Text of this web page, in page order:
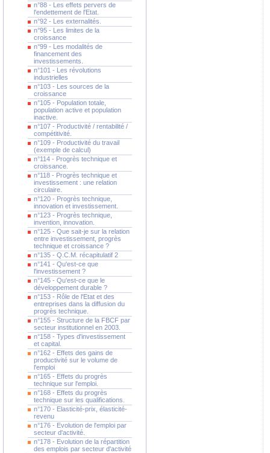
n°88 - Les effets pervers de
l'endettement de l'Etat.
n°92 - Les externalités.
n°95 - Les limites de la
croissance
n°99 - Les modalités de
financement des
investissements.
n°101 - Les révolutions
industrielles
n°103 - Les sources de la
croissance
n°105 - Population totale,
population active et population
inactive.
n°107 - Productivité / rentabilité /
compétitivité.
n°109 - Productivité du travail
(exemple de calcul)
n°114 - Progrès technique et
croissance.
n°118 - Progrès technique et
investissement : une relation
circulaire.
n°120 - Progrès technique,
innovation et investissement.
n°123 - Progrès technique,
invention, innovation.
n°125 - Que sait-je sur la relation
entre investissement, progrès
technique et croissance ?
n°135 - Q.C.M. récapitulatif 2
n°141 - Qu'est-ce que
l'investissement ?
n°145 - Qu'est-ce que le
développement durable ?
n°153 - Rôle de l'Etat et des
entreprises dans la diffusion du
progrès technique.
n°155 - Structure de la FBCF par
secteur institutionnel en 2003.
n°158 - Types d'investissement
et capital.
n°162 - Effets des gains de
productivité sur le volume de
l'emploi
n°165 - Effets du progrès
technique sur l'emploi.
n°168 - Effets du progrès
technique sur les qualifications.
n°170 - Elasticité-prix, élasticité-
revenu
n°176 - Evolution de l'emploi par
secteur d'activité.
n°178 - Evolution de la répartition
des emplois par secteur d'activité